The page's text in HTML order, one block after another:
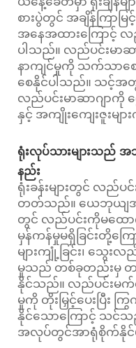
စားပွဲတွင် အချိန်ကြာမြ
အနေအထားကြောင့် လ
ပါသည်။ လည်ပင်းမာဆာ
နာကျင်မှုကို သက်သာစ
စေနိုင်ပါသည်။ သင့်အ
လည်ပင်းမာဆာဂျာကို ရွ
နှင့် အကျိုးကျေးဇူးမျ
ရုံးလုပ်သားများသည်
နည်း
ရုံးခန်းများတွင် လည်ပ
တတ်သည်။ ယေဘုယျအားဖ
တွင် လည်ပင်းကိုမထောက်
မှန်ကန်မှုမရှိခြင်းတို့က
များကျုံ့ခြင်း၊ သွေးလ
မှုသည် တစ်ခုတည်းမှ တ
နိုင်သည်။ လည်ပင်းမ
မှုကို တိုးမြှင့်ပေးပြီး က
နိုင်သောကြောင့် သင်သ
အလုပ်တွင်အာရုံစိုက်နိုင်